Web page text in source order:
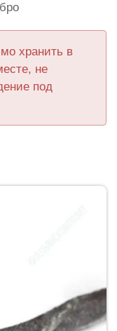
хранить в
не
под